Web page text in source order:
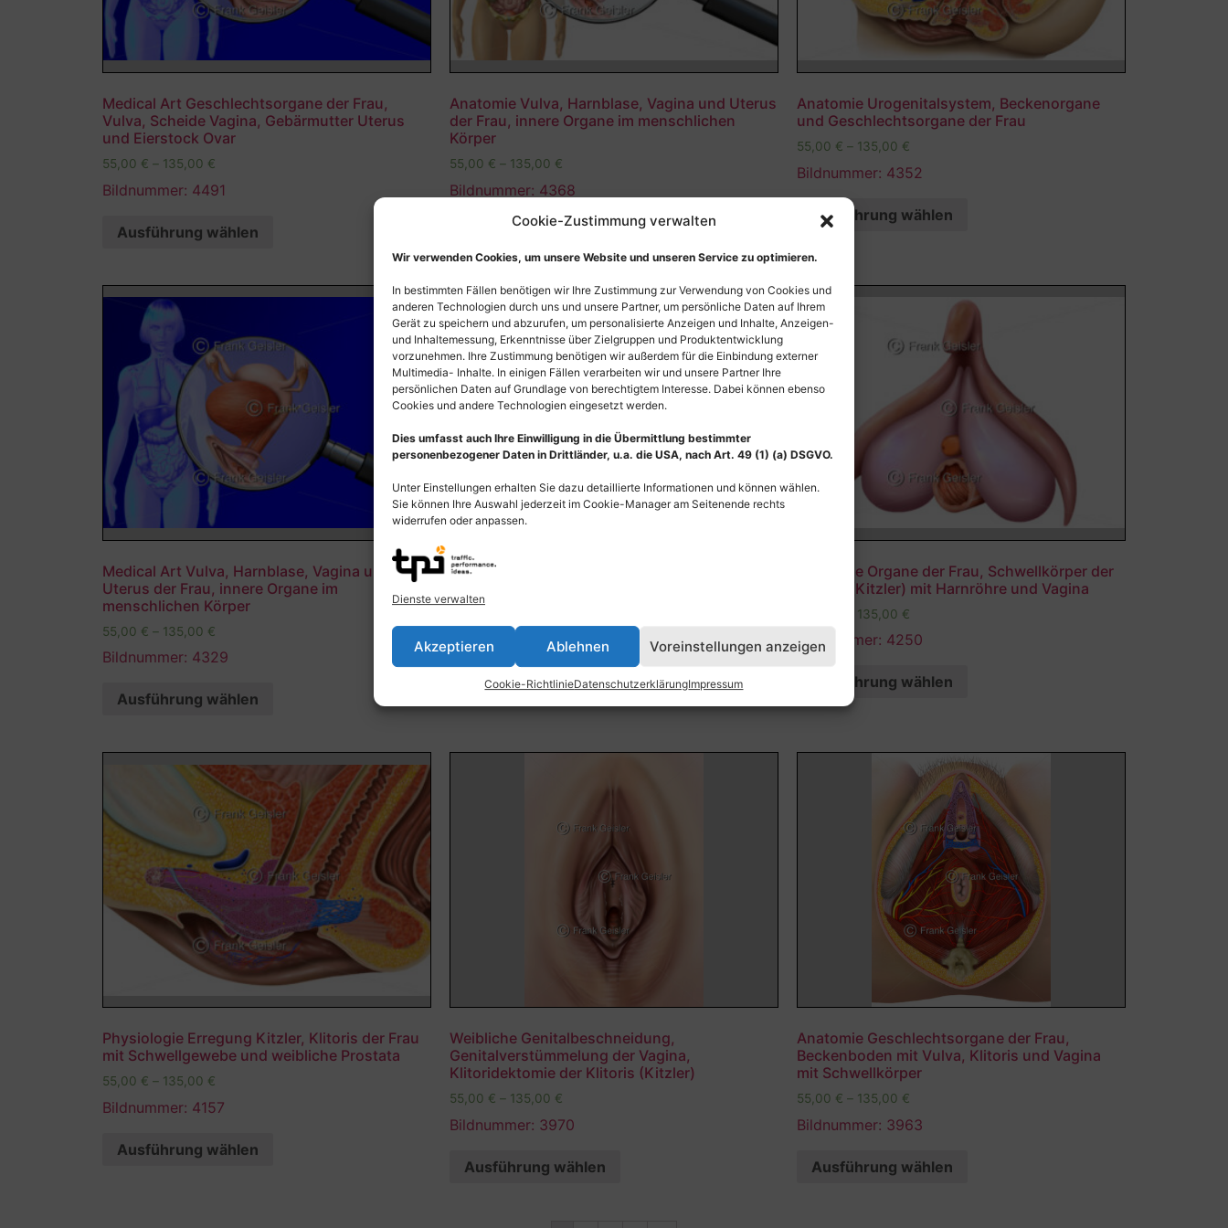
Cookie-Zustimmung verwalten
Wir verwenden Cookies, um unsere Website und unseren Service zu optimieren.
In bestimmten Fällen benötigen wir Ihre Zustimmung zur Verwendung von Cookies und
anderen Technologien durch uns und unsere Partner, um persönliche Daten auf Ihrem
Gerät zu speichern und abzurufen, um personalisierte Anzeigen und Inhalte, Anzeigen-
und Inhaltemessung, Erkenntnisse über Zielgruppen und Produktentwicklung
vorzunehmen. Ihre Zustimmung benötigen wir außerdem für die Einbindung externer
Multimedia- Inhalte. In einigen Fällen verarbeiten wir und unsere Partner Ihre
persönlichen Daten auf Grundlage von berechtigtem Interesse. Dabei können ebenso
Cookies und andere Technologien eingesetzt werden.
Dies umfasst auch Ihre Einwilligung in die Übermittlung bestimmter
personenbezogener Daten in Drittländer, u.a. die USA, nach Art. 49 (1) (a) DSGVO.
Unter Einstellungen erhalten Sie dazu detaillierte Informationen und können wählen.
Sie können Ihre Auswahl jederzeit im Cookie-Manager am Seitenende rechts
widerrufen oder anpassen.
Dienste verwalten
Akzeptieren Ablehnen Voreinstellungen anzeigen
Cookie-RichtlinieDatenschutzerklärungImpressum
Medical Art Geschlechtsorgane der Frau,
Vulva, Scheide Vagina, Gebärmutter Uterus
und Eierstock Ovar
55,00 € – 135,00 €
Bildnummer: 4491
Ausführung wählen
Anatomie Vulva, Harnblase, Vagina und Uterus
der Frau, innere Organe im menschlichen
Körper
55,00 € – 135,00 €
Bildnummer: 4368
Ausführung wählen
Anatomie Urogenitalsystem, Beckenorgane
und Geschlechtsorgane der Frau
55,00 € – 135,00 €
Bildnummer: 4352
Ausführung wählen
Medical Art Vulva, Harnblase, Vagina und
Uterus der Frau, innere Organe im
menschlichen Körper
55,00 € – 135,00 €
Bildnummer: 4329
Ausführung wählen
Anatomie Kitzler der Frau, Physiologie
Bildnummer: 4309
Ausführung wählen
Anatomie Organe der Frau, Schwellkörper der
Klitoris (Kitzler) mit Harnröhre und Vagina
135,00 €
Bildnummer: 4250
Ausführung wählen
Physiologie Erregung Kitzler, Klitoris der Frau
mit Schwellgewebe und weibliche Prostata
55,00 € – 135,00 €
Bildnummer: 4157
Ausführung wählen
Weibliche Genitalbeschneidung,
Genitalverstümmelung der Vagina,
Klitoridektomie der Klitoris (Kitzler)
55,00 € – 135,00 €
Bildnummer: 3970
Ausführung wählen
Anatomie Geschlechtsorgane der Frau,
Beckenboden mit Vulva, Klitoris und Vagina
mit Schwellkörper
55,00 € – 135,00 €
Bildnummer: 3963
Ausführung wählen